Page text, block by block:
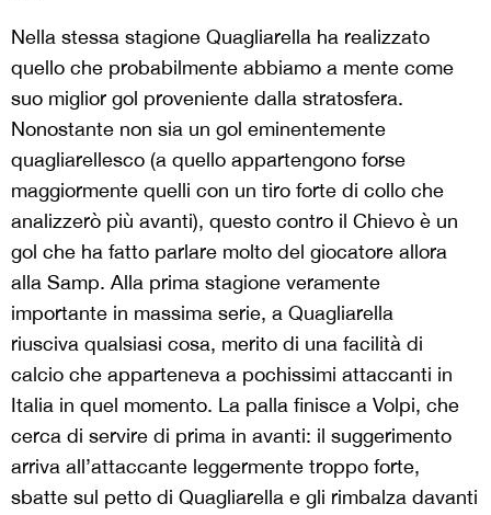
Nella stessa stagione Quagliarella ha realizzato
quello che probabilmente abbiamo a mente come
suo miglior gol proveniente dalla stratosfera.
Nonostante non sia un gol eminentemente
quagliarellesco (a quello appartengono forse
maggiormente quelli con un tiro forte di collo che
analizzerò più avanti), questo contro il Chievo è un
gol che ha fatto parlare molto del giocatore allora
alla Samp. Alla prima stagione veramente
importante in massima serie, a Quagliarella
riusciva qualsiasi cosa, merito di una facilità di
calcio che apparteneva a pochissimi attaccanti in
Italia in quel momento. La palla finisce a Volpi, che
cerca di servire di prima in avanti: il suggerimento
arriva all’attaccante leggermente troppo forte,
sbatte sul petto di Quagliarella e gli rimbalza davanti